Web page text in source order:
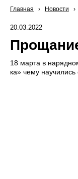
Главная › Новости ›
20.03.2022
18 марта в
ка» чему